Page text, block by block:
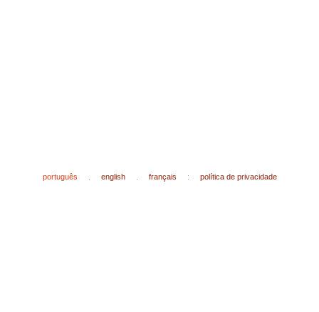
português english français : política de privacidade